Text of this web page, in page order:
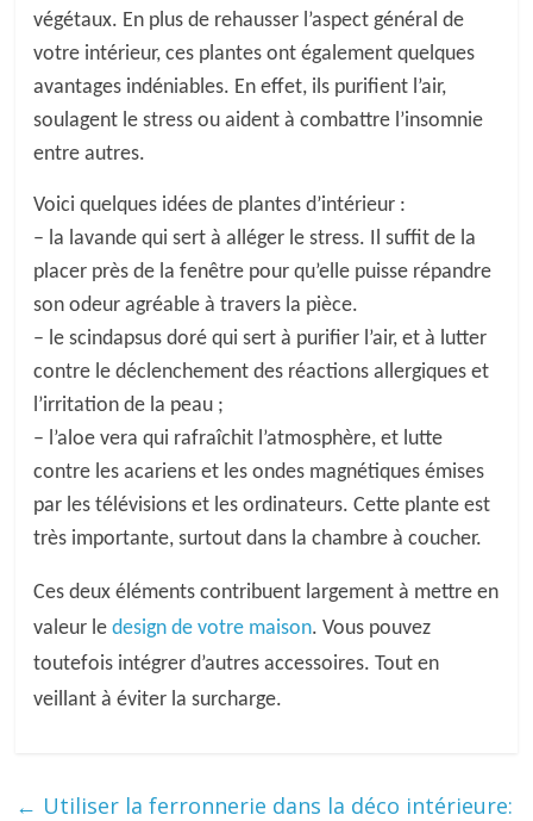
végétaux. En plus de rehausser l’aspect général de
votre intérieur, ces plantesont également quelques
avantages indéniables. En effet, ils purifient l’air,
soulagent le stress ou aident à combattre l’insomnie
entre autres.
Voici quelques idées de plantes d’intérieur :
– la lavande qui sert à alléger le stress. Il suffit de la
placer près de la fenêtre pour qu’elle puisse répandre
son odeur agréable à travers la pièce.
– le scindapsus doré qui sert à purifier l’air, et à lutter
contre le déclenchement des réactions allergiques et
l’irritation de la peau ;
– l’aloe vera qui rafraîchit l’atmosphère, et lutte
contre les acariens et les ondes magnétiques émises
par les télévisions et les ordinateurs. Cette plante est
très importante, surtout dans la chambre à coucher.
Ces deux éléments contribuent largement à mettre en
valeur ledesign de votre maison.Vous pouvez
toutefois intégrer d’autres accessoires.Tout en
veillant à éviter la surcharge.
← Utiliser la ferronnerie dans la déco intérieure: